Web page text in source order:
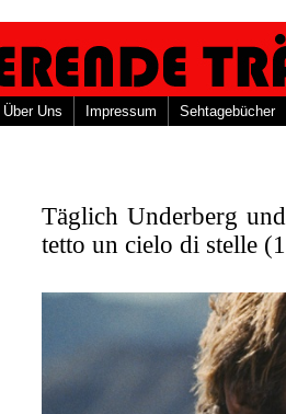
Über Uns Impressum Sehtagebücher
Täglich Underberg
tetto un cielo di stelle